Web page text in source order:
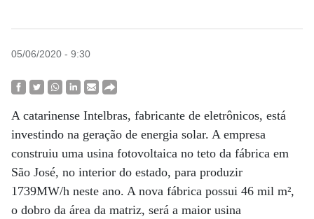
05/06/2020 - 9:30
A catarinense Intelbras, fabricante de eletrônicos, está
investindo na geração de energia solar. A empresa
construiu uma usina fotovoltaica no teto da fábrica em
São José, no interior do estado, para produzir
1739MW/h neste ano. A nova fábrica possui 46 mil m²,
o dobro da área da matriz, será a maior usina